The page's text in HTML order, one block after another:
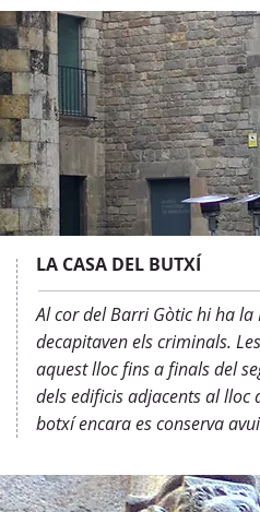
LA CASA DEL BUTXÍ
Al cor del Barri Gòtic hi ha la
decapitaven els criminals.
aquest lloc fins a finals del
dels edificis adjacents al lloc
botxí encara es conserva